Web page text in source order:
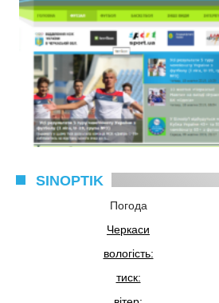
SINOPTIK
Погода
Черкаси
вологість:
тиск: